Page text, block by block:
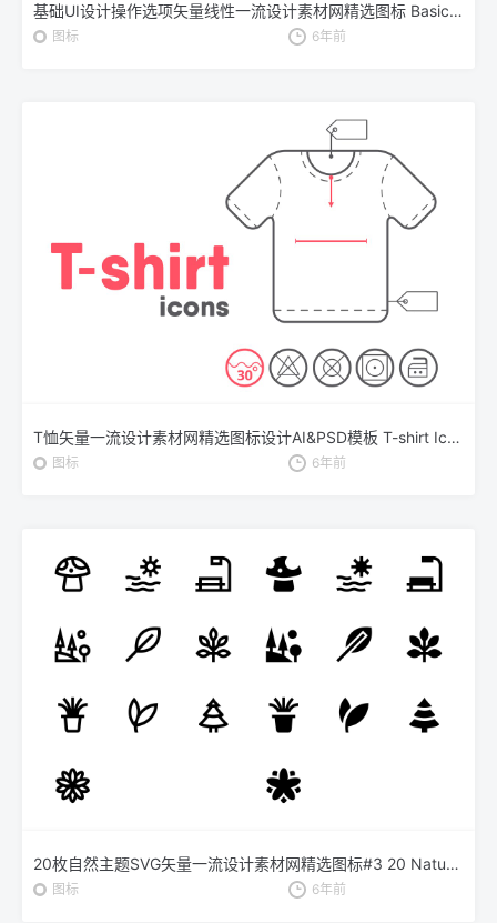
基础UI设计操作选项矢量线性一流设计素材网精选图标 Basic User Interface Mini Bold Line Vector Icons
图标 6年前
T恤矢量一流设计素材网精选图标设计AI&PSD模板 T-shirt Icons
图标 6年前
20枚自然主题SVG矢量一流设计素材网精选图标#3 20 Nature Icons #3
图标 6年前